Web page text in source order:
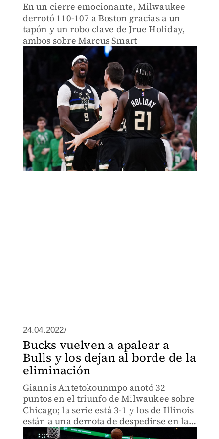
En un cierre emocionante, Milwaukee
derrotó 110-107 a Boston gracias a un
tapón y un robo clave de Jrue Holiday,
ambos sobre Marcus Smart
24.04.2022/
Bucks vuelven a apalear a
Bulls y los dejan al borde de la
eliminación
Giannis Antetokounmpo anotó 32
puntos en el triunfo de Milwaukee sobre
Chicago; la serie está 3-1 y los de Illinois
están a una derrota de despedirse en la
primera ronda de playoffs